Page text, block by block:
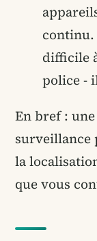
continu.
difficile
police -
En bref :
surveillance
la
que vous